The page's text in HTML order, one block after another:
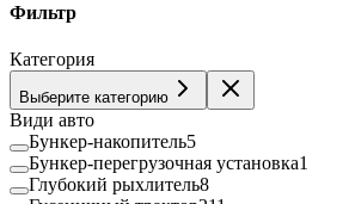
Фильтр
Категория
Выберите категорию
Види авто
Бункер-накопитель5
Бункер-перегрузочная установка1
Глубокий рыхлитель8